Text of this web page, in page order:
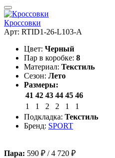
Кроссовки
Арт: RTID1-26-L103-A
Цвет: Черный
Пар в коробке: 8
Материал: Текстиль
Сезон: Лето
Размеры:
41 42 43 44 45 46
1
1 2 2 1
1
Подкладка: Текстиль
Бренд: SPORT
Пара: 590 ₽ /4 720 ₽